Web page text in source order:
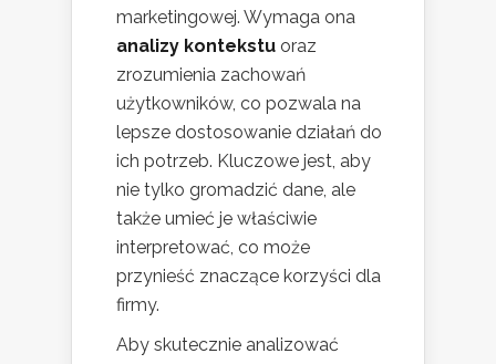
marketingowej. Wymaga ona
analizy kontekstu oraz
zrozumienia zachowań
użytkowników, co pozwala na
lepsze dostosowanie działań do
ich potrzeb. Kluczowe jest, aby
nie tylko gromadzić dane, ale
także umieć je właściwie
interpretować, co może
przynieść znaczące korzyści dla
firmy.
Aby skutecznie analizować